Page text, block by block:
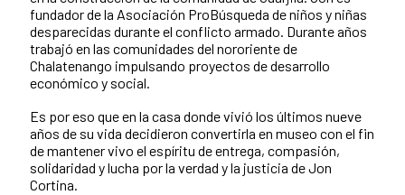
fundador de la Asociación ProBúsqueda de niños y niñas
desparecidas durante el conflicto armado. Durante años
trabajó en las comunidades del nororiente de
Chalatenango impulsando proyectos de desarrollo
económico y social.
Es por eso que en la casa donde vivió los últimos nueve
años de su vida decidieron convertirla en museo con el fin
de mantener vivo el espíritu de entrega, compasión,
solidaridad y lucha por la verdad y la justicia de Jon
Cortina.